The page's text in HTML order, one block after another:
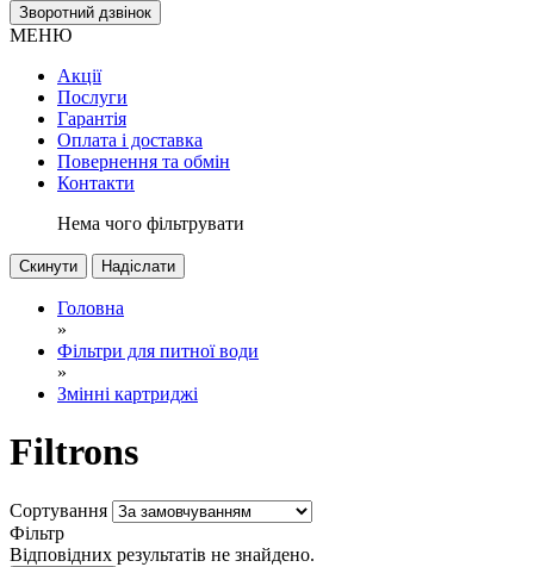
Зворотний дзвінок
МЕНЮ
Акції
Послуги
Гарантія
Оплата і доставка
Повернення та обмін
Контакти
Нема чого фільтрувати
Скинути Надіслати
Головна
»
Фільтри для питної води
»
Змінні картриджі
Filtrons
Сортування
Фільтр
Відповідних результатів не знайдено.